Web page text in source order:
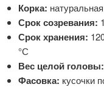
Корка: натуральная
Срок созревания:
Срок хранения:
°С
Вес целой головы:
Фасовка: кусочки